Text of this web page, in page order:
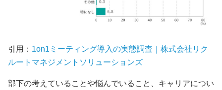
引用： 1on1ミーティング導入の実態調査｜株式会社リク
ルートマネジメントソリューションズ
部下の考えていることや悩んでいること、キャリアについ